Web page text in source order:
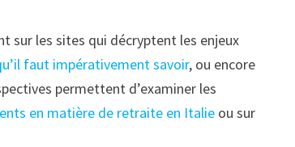
sur les sites qui décryptent les enjeux
faut impérativement savoir, ou encore
permettent d’examiner les
en matière de retraite en Italie ou sur